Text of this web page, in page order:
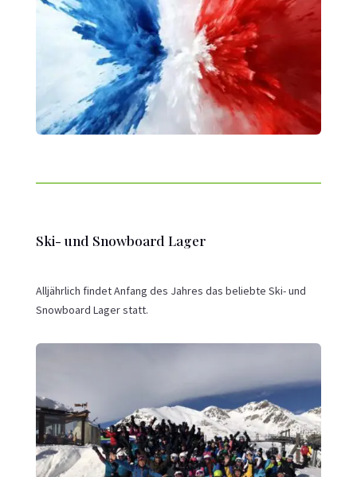
Ski- und Snowboard Lager
Alljährlich findet Anfang des Jahres das beliebte Ski- und
Snowboard Lager statt.